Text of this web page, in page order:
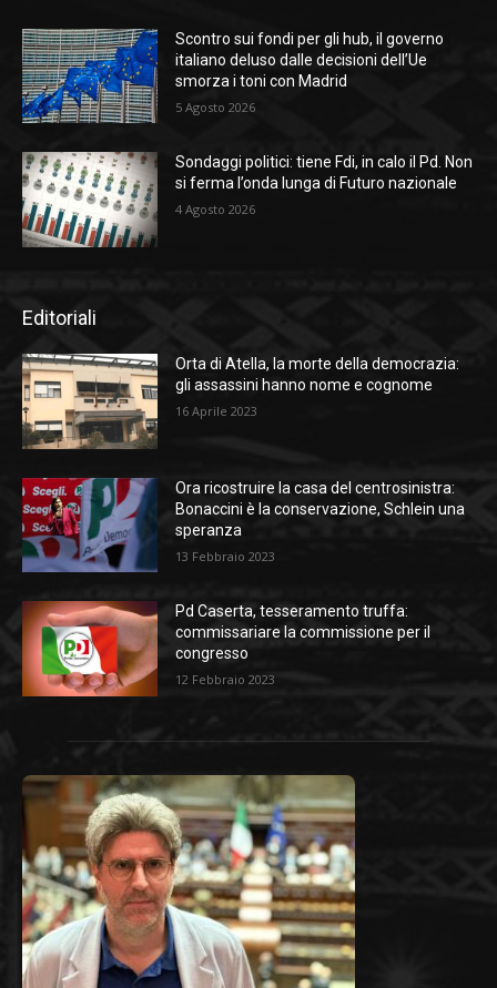
Scontro sui fondi per gli hub, il governo
italiano deluso dalle decisioni dell’Ue
smorza i toni con Madrid
5 Agosto 2026
Sondaggi politici: tiene Fdi, in calo il Pd. Non
si ferma l’onda lunga di Futuro nazionale
4 Agosto 2026
Editoriali
Orta di Atella, la morte della democrazia:
gli assassini hanno nome e cognome
16 Aprile 2023
Ora ricostruire la casa del centrosinistra:
Bonaccini è la conservazione, Schlein una
speranza
13 Febbraio 2023
Pd Caserta, tesseramento truffa:
commissariare la commissione per il
congresso
12 Febbraio 2023